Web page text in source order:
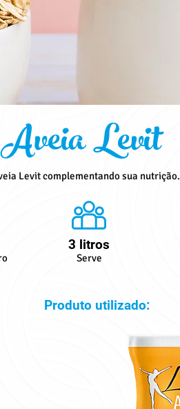
Levit
Levit complementando sua nutrição.
3 litros
Serve
Produto utilizado: